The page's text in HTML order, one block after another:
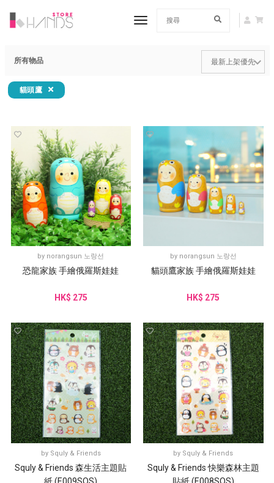
toggle navigation
所有物品
貓頭鷹
by norangsun 노랑선
恐龍家族 手繪俄羅斯娃娃
HK$ 275
by norangsun 노랑선
貓頭鷹家族 手繪俄羅斯娃娃
HK$ 275
by Squly & Friends
Squly & Friends 森生活主題貼
紙 (E009SQS)
by Squly & Friends
Squly & Friends 快樂森林主題
貼紙 (E008SQS)